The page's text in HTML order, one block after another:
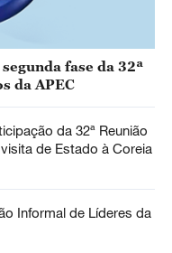
fase da 32ª
da APEC
da 32ª Reunião
de Estado à Coreia
Informal de Líderes da